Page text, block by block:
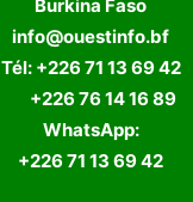
Burkina Faso
info@ouestinfo.bf
Tél: +226 71 13 69 42
+226 76 14 16 89
WhatsApp:
+226 71 13 69 42